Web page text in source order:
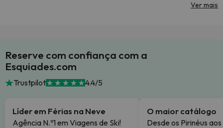
Ver mais
Reserve com confiança com a
Esquiades.com
Trustpilot 4.4/5
Líder em Férias na Neve
Agência N.º1 em Viagens de Ski!
O maior catálogo
Desde os Pirinéus